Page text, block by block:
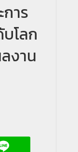
าร
โลก
งาน